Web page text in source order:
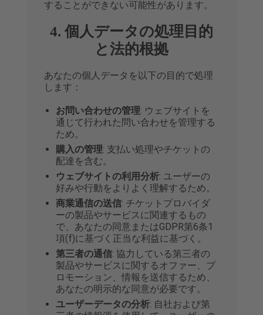
することができない可能性があります。
4. 個人データの処理目的
と法的根拠
あなたの個人データを以下の目的で処理
します：
お問い合わせの管理: ウェブサイトを
通じて行われた問い合わせを管理する
ため。
購入の管理: 支払い処理やチケットの
配達を含む。
ウェブサイトの利用分析: ユーザーの
好みや行動をよりよく理解するため。
商業通信の送信: チケットプロバイダ
ーの製品やサービスに関連するもの
で、あなたの同意またはGDPR第6条1
項(f)に基づく正当な利益に基づく。
第三者の通信: 協力している第三者の
製品やサービスに関するオファー、プ
ロモーション、情報を送信するため、
あなたの明示的な同意が必要です。
ユーザーデータの分析: 自社および第